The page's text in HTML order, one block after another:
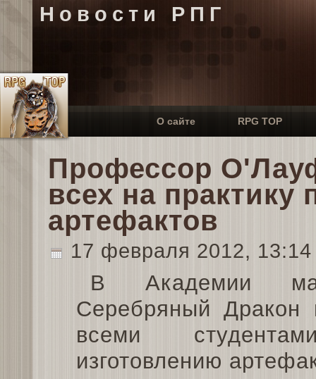
Новости РПГ
О сайте RPG TOP
Профессор
всех на практику
артефактов
17 февраля 2012,
В Академии
Серебряный Дракон
всеми
изготовлению